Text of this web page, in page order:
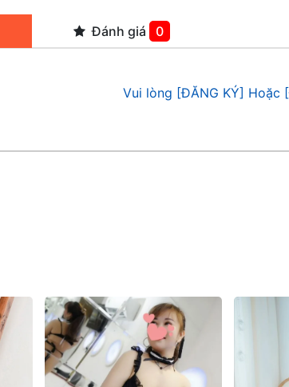
Đánh giá 0
Vui lòng [ĐĂNG KÝ] Hoặc